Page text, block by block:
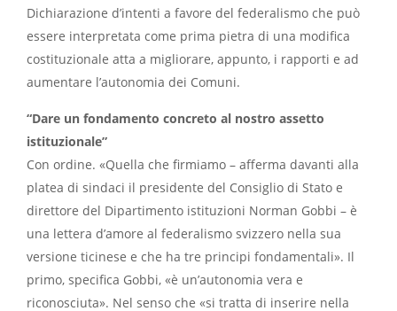
Dichiarazione d’intenti a favore del federalismo che può
essere interpretata come prima pietra di una modifica
costituzionale atta a migliorare, appunto, i rapporti e ad
aumentare l’autonomia dei Comuni.
“Dare un fondamento concreto al nostro assetto
istituzionale”
Con ordine. «Quella che firmiamo – afferma davanti alla
platea di sindaci il presidente del Consiglio di Stato e
direttore del Dipartimento istituzioni Norman Gobbi – è
una lettera d’amore al federalismo svizzero nella sua
versione ticinese e che ha tre principi fondamentali». Il
primo, specifica Gobbi, «è un’autonomia vera e
riconosciuta». Nel senso che «si tratta di inserire nella